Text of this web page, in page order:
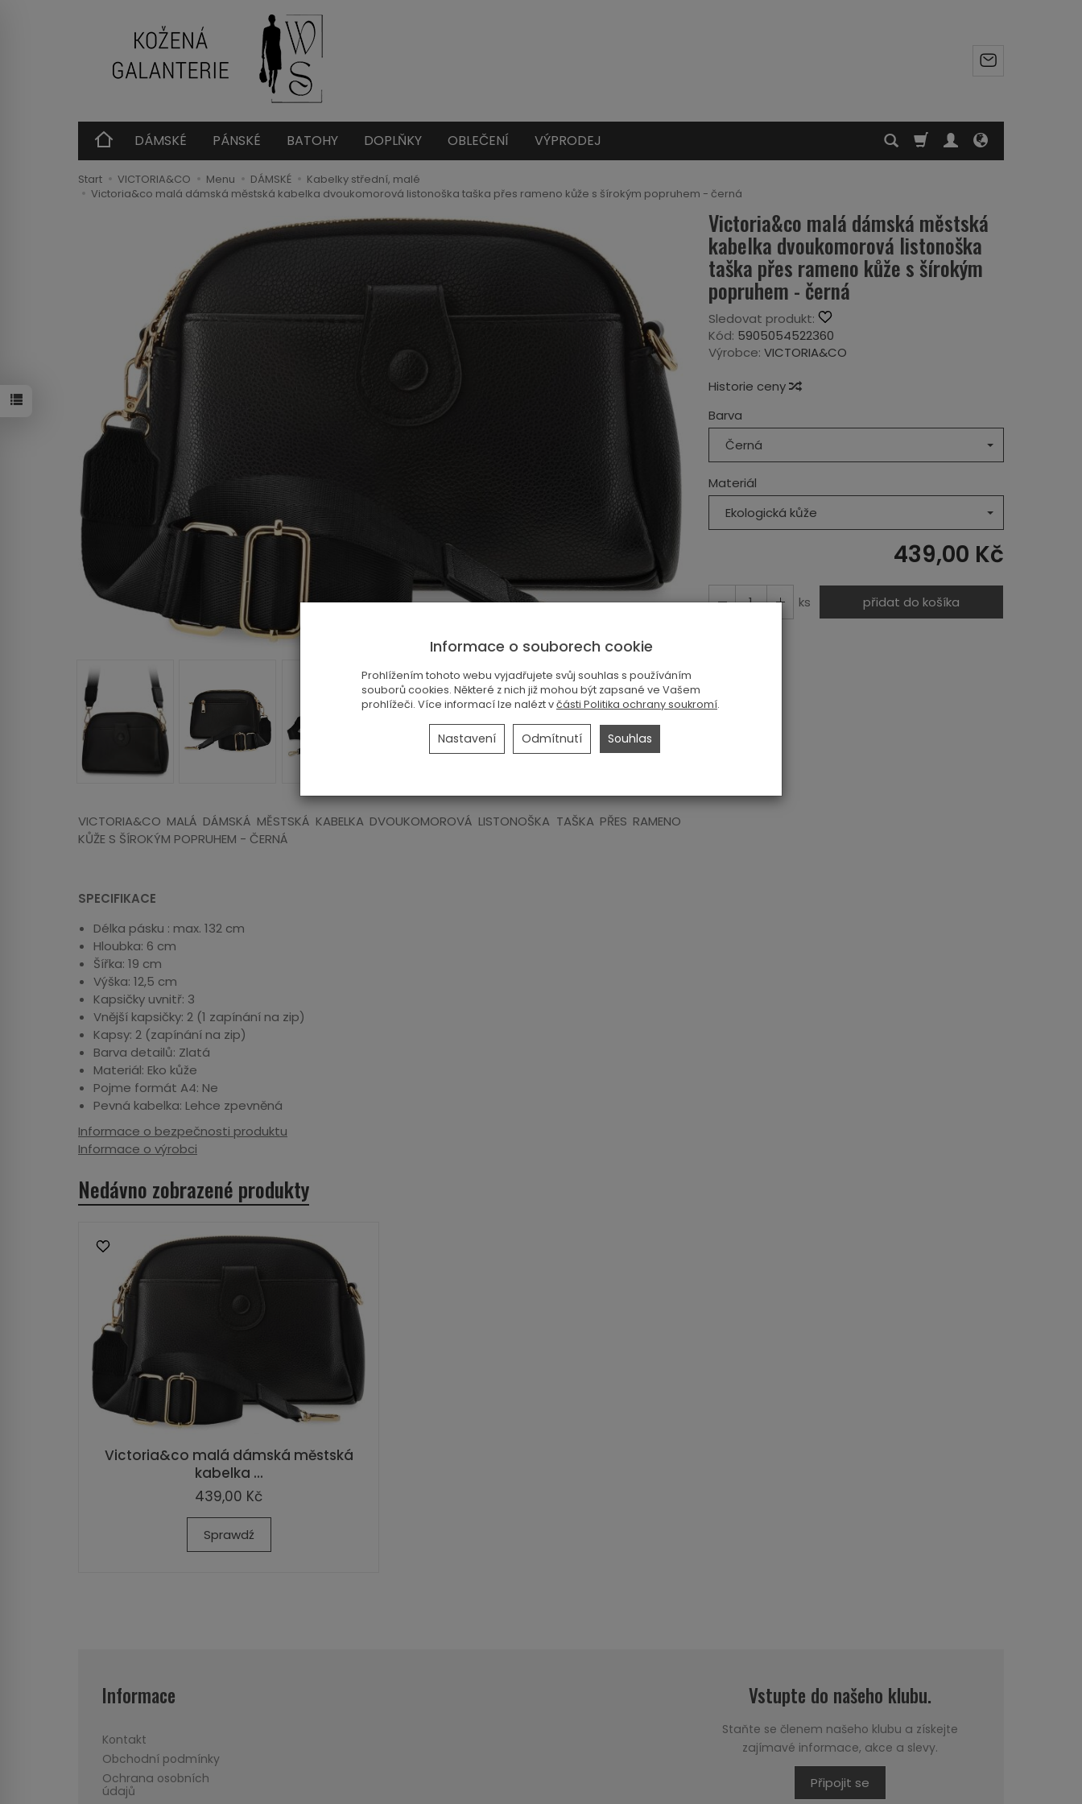
DÁMSKÉ PÁNSKÉ BATOHY DOPLŇKY OBLEČENÍ VÝPRODEJ
Start VICTORIA&CO Menu DÁMSKÉ
Kabelky střední, malé
Victoria&co malá dámská městská kabelka dvoukomorová listonoška taška přes rameno kůže s šírokým popruhem - černá
Victoria&co malá dámská městská
kabelka dvoukomorová listonoška
taška přes rameno kůže s šírokým
popruhem - černá
Sledovat produkt:
Kód: 5905054522360
Výrobce: VICTORIA&CO
Historie ceny
Barva
Černá
Materiál
Ekologická kůže
439,00 Kč
ks přidat do košíka
VICTORIA&CO MALÁ DÁMSKÁ MĚSTSKÁ KABELKA DVOUKOMOROVÁ LISTONOŠKA TAŠKA PŘES RAMENO
KŮŽE S ŠÍROKÝM POPRUHEM - ČERNÁ
SPECIFIKACE
Délka pásku : max. 132 cm
Hloubka: 6 cm
Šířka: 19 cm
Výška: 12,5 cm
Kapsičky uvnitř: 3
Vnější kapsičky: 2 (1 zapínání na zip)
Kapsy: 2 (zapínání na zip)
Barva detailů: Zlatá
Materiál: Eko kůže
Pojme formát A4: Ne
Pevná kabelka: Lehce zpevněná
Informace o bezpečnosti produktu
Informace o výrobci
Nedávno zobrazené produkty
Victoria&co malá dámská městská
kabelka ...
439,00 Kč
Sprawdź
Informace
Kontakt
Obchodní podmínky
Ochrana osobních
údajů
Vstupte do našeho klubu.
Staňte se členem našeho klubu a získejte
zajímavé informace, akce a slevy.
Připojit se
Informace o souborech cookie
Prohlížením tohoto webu vyjadřujete svůj souhlas s používáním
souborů cookies. Některé z nich již mohou být zapsané ve Vašem
prohlížeči. Více informací lze nalézt včásti Politika ochrany soukromí.
Nastavení Odmítnutí Souhlas